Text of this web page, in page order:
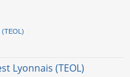
(TEOL)
Lyonnais (TEOL)